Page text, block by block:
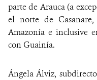
parte de Arauca (a
el norte de
Amazonía e inclusive
con Guainía.
Ángela Álviz,